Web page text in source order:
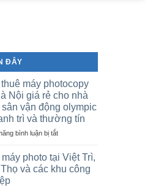
ĐÂY
máy photocopy
Nội giá rẻ cho nhà
sân vận động olympic
trì và thường tín
bình luận bị tắtở
thuê
máy
photocopy
photo tại Việt Trì,
và các khu công